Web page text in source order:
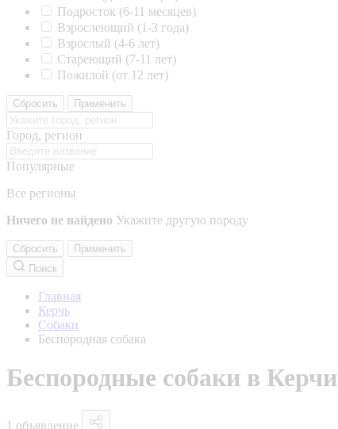
Подросток (6-11 месяцев)
Взрослеющий (1-3 года)
Взрослый (4-6 лет)
Стареющий (7-11 лет)
Пожилой (от 12 лет)
Сбросить Применить
Город, регион
Популярные
Все регионы
Ничего не найдено Укажите другую породу
Сбросить
Применить
Поиск
Главная
Керчь
Собаки
Беспородная собака
Беспородные собаки в Керчи
1 объявление